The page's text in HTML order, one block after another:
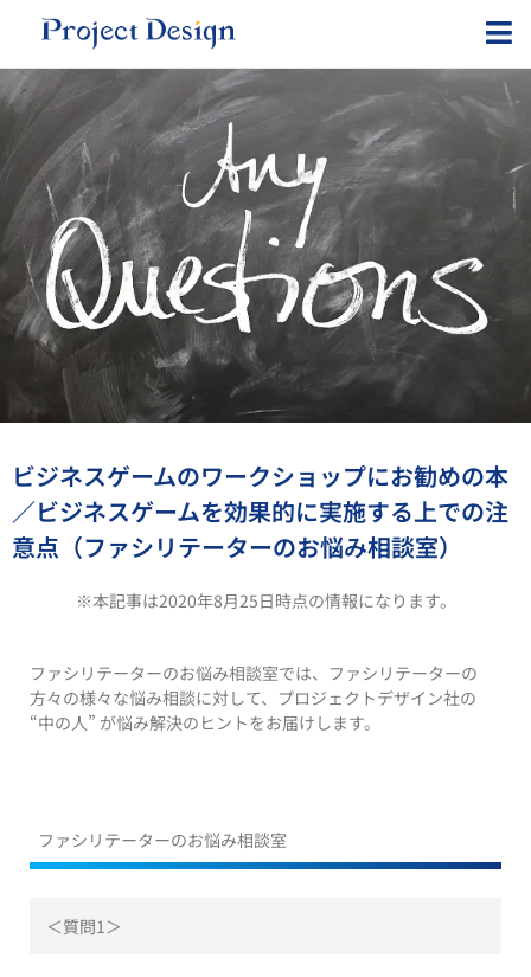
を
ス
キ
プ
ビジネスゲームのワークショップにお勧めの本
／ビジネスゲームを効果的に実施する上での注
意点（ファシリテーターのお悩み相談室）
※本記事は2020年8月25日時点の情報になります。
ファシリテーターのお悩み相談室では、ファシリテーターの
方々の様々な悩み相談に対して、プロジェクトデザイン社の
“中の人” が悩み解決のヒントをお届けします。
ファシリテーターのお悩み相談室
＜質問1＞